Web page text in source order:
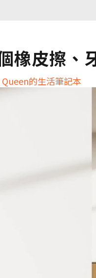
橡皮擦、
的生活筆記本